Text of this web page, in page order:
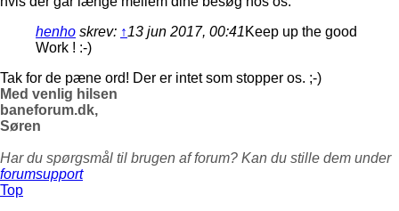
henho skrev: ↑13 jun 2017, 00:41Keep up the good
Work ! :-)
Tak for de pæne ord! Der er intet som stopper os. ;-)
Med venlig hilsen
baneforum.dk,
Søren
Har du spørgsmål til brugen af forum? Kan du stille dem under
forumsupport
Top